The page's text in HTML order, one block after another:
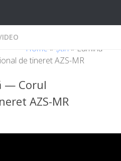
Home » Știri » Lumină
de tineret AZS-MR
— Corul
AZS-MR